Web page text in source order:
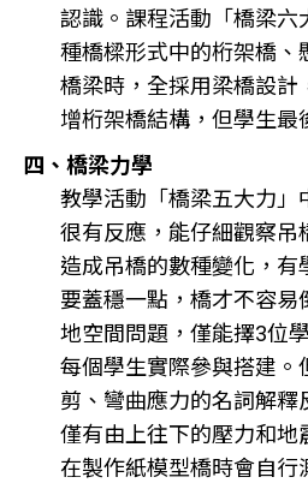
認識。課程活動「橋梁六
種橋樑形式中的桁架橋、
橋梁時，全採用梁橋設計
增桁架橋結構，但學生最
四、橋梁力學
教學活動「橋梁五大力」
很有反應，能仔細觀察吊
造成吊橋的數種變化，有
要蓋穩一點，橋才不容易
地空間問題，僅能擇3位
每個學生實際參與搭建。
剪、彎曲應力的名詞解釋
僅有由上往下的壓力和地
在製作紙模型橋時會自行